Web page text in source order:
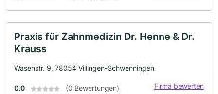
Praxis für Zahnmedizin Dr. Henne & Dr.
Krauss
Wasenstr. 9, 78054 Villingen-Schwenningen
0.0 (0 Bewertungen) Firma bewerten